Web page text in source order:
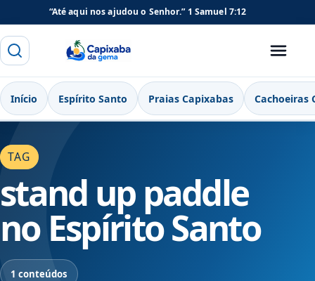
“Até aqui nos ajudou o Senhor.” 1 Samuel 7:12
Buscar
Menu
Início Espírito Santo Praias Capixabas Cachoeiras
TAG
stand up paddle
no Espírito Santo
1 conteúdos